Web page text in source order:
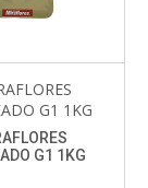
G1 1KG
G1 1KG